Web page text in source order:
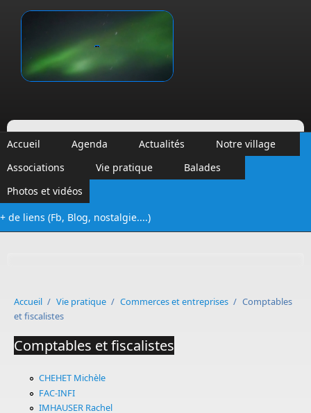
Vinalmont
Accueil Agenda Actualités
Notre village
Associations
Vie pratique
Balades
Photos et vidéos
+ de liens (Fb, Blog, nostalgie....)
Accueil / Vie pratique / Commerces et entreprises / Comptables
et fiscalistes
Comptables et fiscalistes
CHEHET Michèle
FAC-INFI
IMHAUSER Rachel